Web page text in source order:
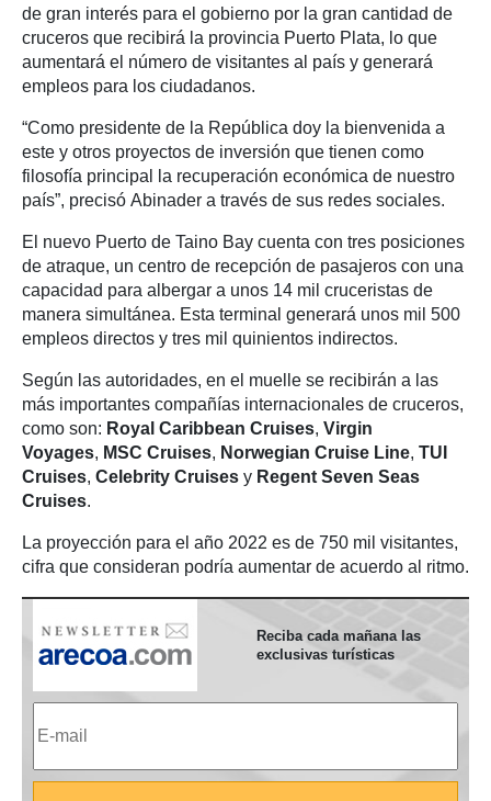
de gran interés para el gobierno por la gran cantidad de
cruceros que recibirá la provincia Puerto Plata, lo que
aumentará el número de visitantes al país y generará
empleos para los ciudadanos.
“Como presidente de la República doy la bienvenida a
este y otros proyectos de inversión que tienen como
filosofía principal la recuperación económica de nuestro
país”, precisó Abinader a través de sus redes sociales.
El nuevo Puerto de Taino Bay cuenta con tres posiciones
de atraque, un centro de recepción de pasajeros con una
capacidad para albergar a unos 14 mil cruceristas de
manera simultánea. Esta terminal generará unos mil 500
empleos directos y tres mil quinientos indirectos.
Según las autoridades, en el muelle se recibirán a las
más importantes compañías internacionales de cruceros,
como son: Royal Caribbean Cruises, Virgin
Voyages, MSC Cruises, Norwegian Cruise Line, TUI
Cruises, Celebrity Cruises y Regent Seven Seas
Cruises.
La proyección para el año 2022 es de 750 mil visitantes,
cifra que consideran podría aumentar de acuerdo al ritmo.
Reciba cada mañana las
exclusivas turísticas